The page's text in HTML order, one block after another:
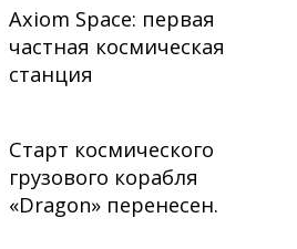
Axiom Space: первая
частная космическая
станция
Старт космического
грузового корабля
«Dragon» перенесен.